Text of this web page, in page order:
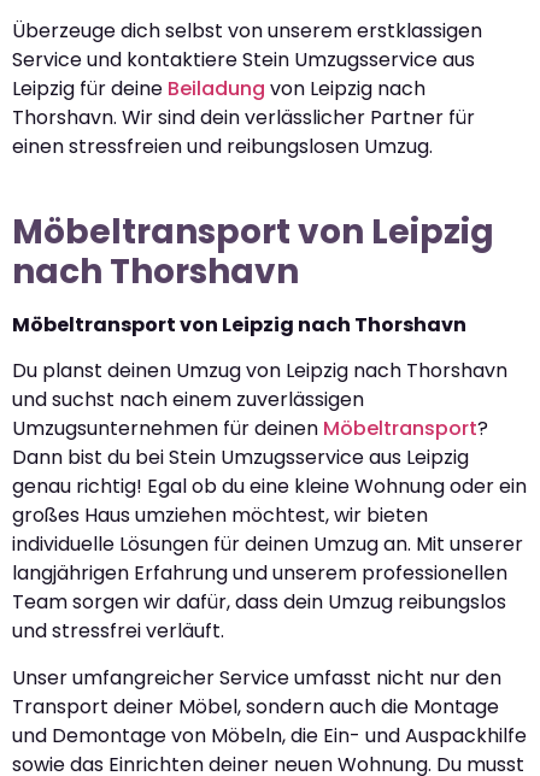
Überzeuge dich selbst von unserem erstklassigen
Service und kontaktiere Stein Umzugsservice aus
Leipzig für deine Beiladung von Leipzig nach
Thorshavn. Wir sind dein verlässlicher Partner für
einen stressfreien und reibungslosen Umzug.
Möbeltransport von Leipzig
nach Thorshavn
Möbeltransport von Leipzig nach Thorshavn
Du planst deinen Umzug von Leipzig nach Thorshavn
und suchst nach einem zuverlässigen
Umzugsunternehmen für deinen Möbeltransport?
Dann bist du bei Stein Umzugsservice aus Leipzig
genau richtig! Egal ob du eine kleine Wohnung oder ein
großes Haus umziehen möchtest, wir bieten
individuelle Lösungen für deinen Umzug an. Mit unserer
langjährigen Erfahrung und unserem professionellen
Team sorgen wir dafür, dass dein Umzug reibungslos
und stressfrei verläuft.
Unser umfangreicher Service umfasst nicht nur den
Transport deiner Möbel, sondern auch die Montage
und Demontage von Möbeln, die Ein- und Auspackhilfe
sowie das Einrichten deiner neuen Wohnung. Du musst